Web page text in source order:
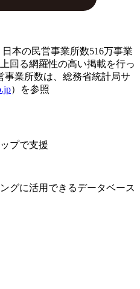
本の民営事業所数516万事業
回る網羅性の高い掲載を行っ
事業所数は、総務省統計局サ
）を参照
プで支援
グに活用できるデータベース